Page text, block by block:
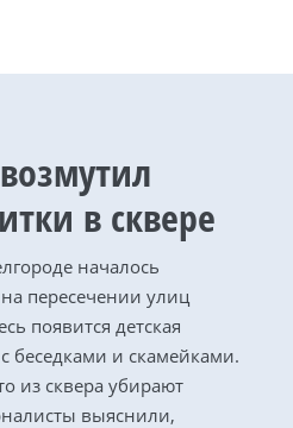
в сквере
началось
на пересечении улиц
появится детская
беседками и скамейками.
из сквера убирают
выяснили,